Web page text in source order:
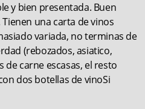
y bien presentada. Buen
una carta de vinos
variada, no terminas de
(rebozados, asiatico,
de carne escasas, el resto
dos botellas de vinoSi